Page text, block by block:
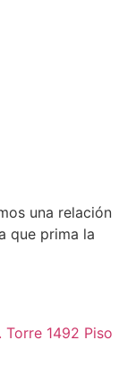
una relación
que prima la
1492 Piso